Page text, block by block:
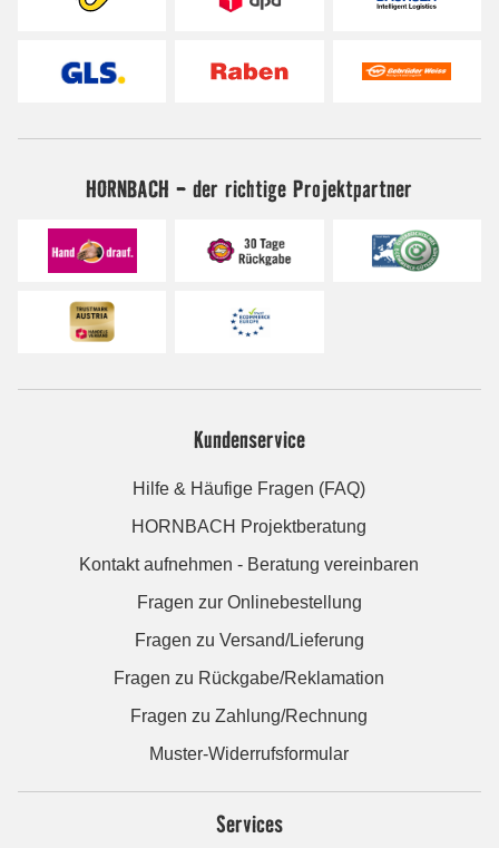
HORNBACH - der richtige Projektpartner
Kundenservice
Hilfe & Häufige Fragen (FAQ)
HORNBACH Projektberatung
Kontakt aufnehmen - Beratung vereinbaren
Fragen zur Onlinebestellung
Fragen zu Versand/Lieferung
Fragen zu Rückgabe/Reklamation
Fragen zu Zahlung/Rechnung
Muster-Widerrufsformular
Services